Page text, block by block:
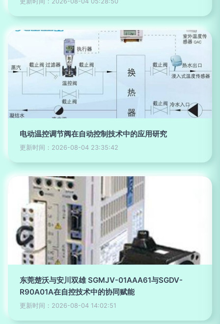
电动温控调节阀在自动控制技术中的应用研究
更新时间：2026-08-04 23:35:42
东莞楚沃与安川双雄 SGMJV-01AAA61与SGDV-
R90A01A在自控技术中的协同赋能
更新时间：2026-08-04 14:02:51